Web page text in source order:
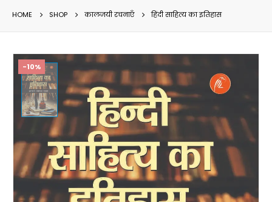
HOME SHOP कालजयी रचनाएँ हिंदी साहित्य का इतिहास
-10%